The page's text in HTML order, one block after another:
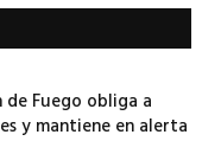
Fuego obliga a
y mantiene en alerta